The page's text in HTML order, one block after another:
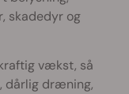
skadedyr og
vækst, så
dårlig dræning,